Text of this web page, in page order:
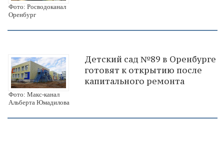
Фото: Росводоканал
Оренбург
Фото: Макс-канал
Альберта Юмадилова
Детский сад №89 в Оренбурге
готовят к открытию после
капитального ремонта